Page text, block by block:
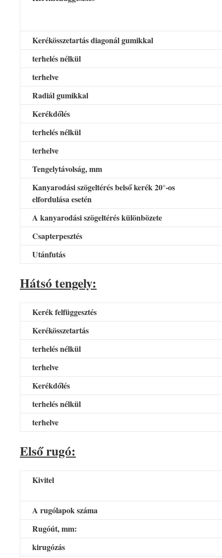
Kerékösszetartás diagonál gumikkal
terhelés nélkül
terhelve
Radiál gumikkal
Kerékdőlés
terhelés nélkül
terhelve
Tengelytávolság, mm
Kanyarodási szögeltérés belső kerék 20°-os
elfordulása esetén
A kanyarodási szögeltérés különbözete
Csapterpesztés
Utánfutás
Hátsó tengely:
Kerék felfüggesztés
Kerékösszetartás
terhelés nélkül
terhelve
Kerékdőlés
terhelés nélkül
terhelve
Első rugó:
Kivitel
A rugólapok száma
Rugóút, mm:
kirugózás